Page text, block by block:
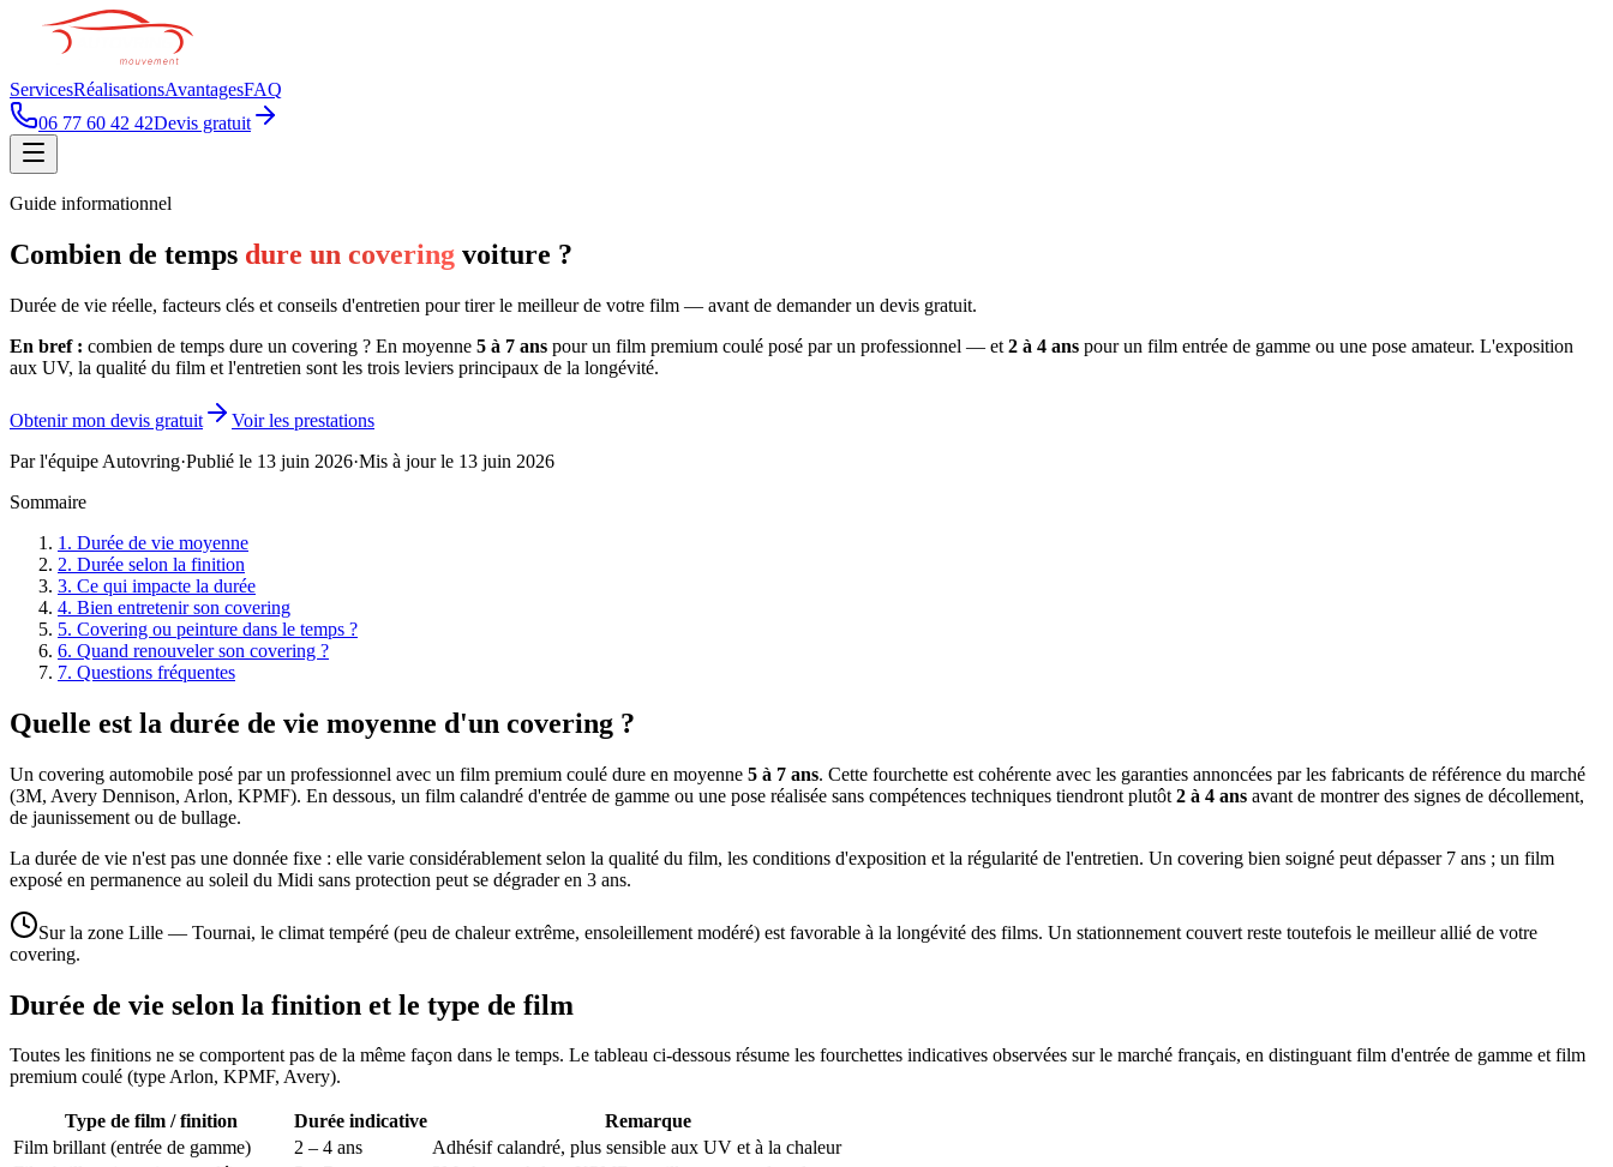
ServicesRéalisationsAvantagesFAQ
06 77 60 42 42Devis gratuit
Guide informationnel
Combien de temps dure un covering voiture ?
Durée de vie réelle, facteurs clés et conseils d'entretien pour tirer le meilleur de votre film — avant de demander un devis gratuit.
En bref : combien de temps dure un covering ? En moyenne 5 à 7 ans pour un film premium coulé posé par un professionnel — et 2 à 4 ans pour un film entrée de gamme ou une pose amateur. L'exposition
aux UV, la qualité du film et l'entretien sont les trois leviers principaux de la longévité.
Obtenir mon devis gratuit
Voir les prestations
Par l'équipe Autovring·Publié le 13 juin 2026·Mis à jour le 13 juin 2026
Sommaire
1 . Durée de vie moyenne
2. Durée selon la finition
3. Ce qui impacte la durée
4. Bien entretenir son covering
5. Covering ou peinture dans le temps ?
6. Quand renouveler son covering ?
7. Questions fréquentes
Quelle est la durée de vie moyenne d'un covering ?
Un covering automobile posé par un professionnel avec un film premium coulé dure en moyenne 5 à 7 ans. Cette fourchette est cohérente avec les garanties annoncées par les fabricants de référence du marché
(3M, Avery Dennison, Arlon, KPMF). En dessous, un film calandré d'entrée de gamme ou une pose réalisée sans compétences techniques tiendront plutôt 2 à 4 ans avant de montrer des signes de décollement,
de jaunissement ou de bullage.
La durée de vie n'est pas une donnée fixe : elle varie considérablement selon la qualité du film, les conditions d'exposition et la régularité de l'entretien. Un covering bien soigné peut dépasser 7 ans ; un film
exposé en permanence au soleil du Midi sans protection peut se dégrader en 3 ans.
Sur la zone Lille — Tournai, le climat tempéré (peu de chaleur extrême, ensoleillement modéré) est favorable à la longévité des films. Un stationnement couvert reste toutefois le meilleur allié de votre
covering.
Durée de vie selon la finition et le type de film
Toutes les finitions ne se comportent pas de la même façon dans le temps. Le tableau ci-dessous résume les fourchettes indicatives observées sur le marché français, en distinguant film d'entrée de gamme et film
premium coulé (type Arlon, KPMF, Avery).
Type de film / finition Durée indicative
Remarque
Film brillant (entrée de gamme)
2 – 4 ans
Adhésif calandré, plus sensible aux UV et à la chaleur